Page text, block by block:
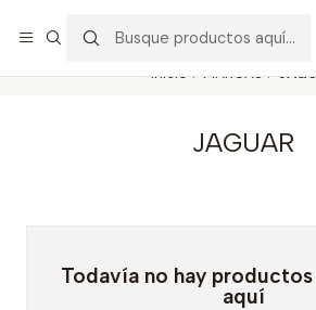
Inicio MARCAS
JAGUAR
Todavía no hay
aquí